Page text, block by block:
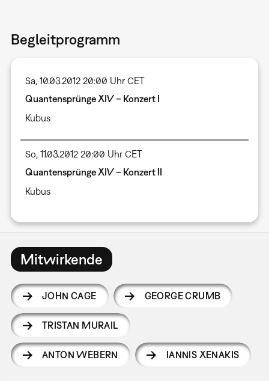
Begleitprogramm
Sa, 10.03.2012 20:00 Uhr CET
Quantensprünge XIV – Konzert I
Kubus
So, 11.03.2012 20:00 Uhr CET
Quantensprünge XIV – Konzert II
Kubus
Mitwirkende
JOHN CAGE GEORGE CRUMB
TRISTAN MURAIL
ANTON WEBERN IANNIS XENAKIS